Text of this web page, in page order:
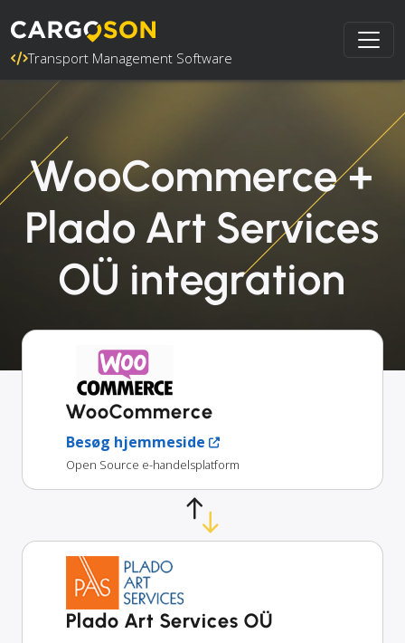
Transport Management Software
WooCommerce +
Plado Art Services
OÜ integration
WooCommerce
Besøg hjemmeside
Open Source e-handelsplatform
Plado Art Services OÜ